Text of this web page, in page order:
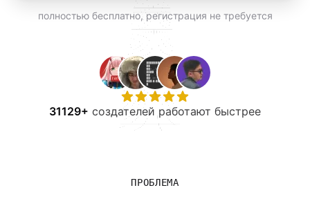
полностью бесплатно, регистрация не требуется
31129+ создателей работают быстрее
ПРОБЛЕМА